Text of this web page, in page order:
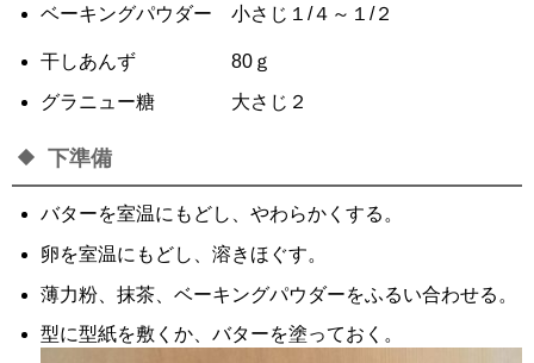
ベーキングパウダー 小さじ１/４～１/２
干しあんず 80ｇ
グラニュー糖 大さじ２
下準備
バターを室温にもどし、やわらかくする。
卵を室温にもどし、溶きほぐす。
薄力粉、抹茶、ベーキングパウダーをふるい合わせる。
型に型紙を敷くか、バターを塗っておく。